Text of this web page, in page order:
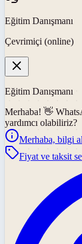
Eğitim Danışmanı
Çevrimiçi (online)
Eğitim Danışmanı
Merhaba! 👋
yardımcı olabiliriz?
Merhaba, bilgi
Fiyat ve taksit